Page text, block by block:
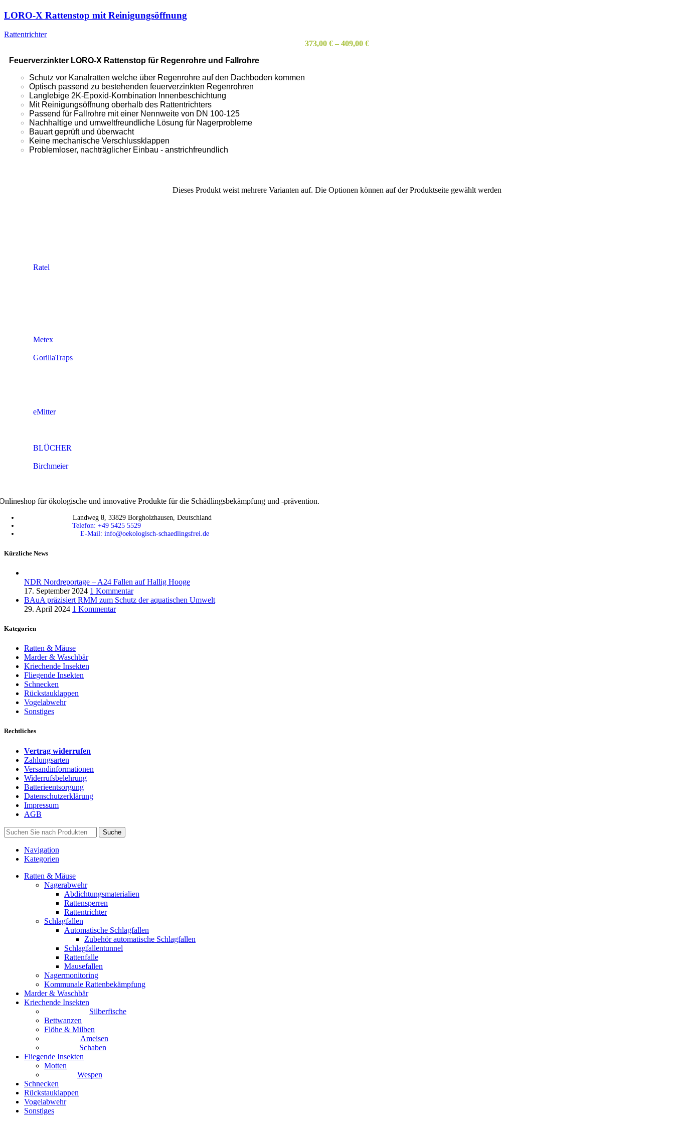
LORO-X Rattenstop mit Reinigungsöffnung
Rattentrichter
373,00 € – 409,00 €
Feuerverzinkter LORO-X Rattenstop für Regenrohre und Fallrohre
Schutz vor Kanalratten welche über Regenrohre auf den Dachboden kommen
Optisch passend zu bestehenden feuerverzinkten Regenrohren
Langlebige 2K-Epoxid-Kombination Innenbeschichtung
Mit Reinigungsöffnung oberhalb des Rattentrichters
Passend für Fallrohre mit einer Nennweite von DN 100-125
Nachhaltige und umweltfreundliche Lösung für Nagerprobleme
Bauart geprüft und überwacht
Keine mechanische Verschlussklappen
Problemloser, nachträglicher Einbau - anstrichfreundlich
Dieses Produkt weist mehrere Varianten auf. Die Optionen können auf der Produktseite gewählt werden
Ratel
Metex
GorillaTraps
eMitter
BLÜCHER
Birchmeier
für ökologische und innovative Produkte für die Schädlingsbekämpfung und -prävention.
Landweg 8, 33829 Borgholzhausen, Deutschland
Telefon: +49 5425 5529
E-Mail: info@oekologisch-schaedlingsfrei.de
Kürzliche News
NDR Nordreportage – A24 Fallen auf Hallig Hooge
17. September 2024 1 Kommentar
BAuA präzisiert RMM zum Schutz der aquatischen Umwelt
29. April 2024 1 Kommentar
Kategorien
Ratten & Mäuse
Marder & Waschbär
Kriechende Insekten
Fliegende Insekten
Schnecken
Rückstauklappen
Vogelabwehr
Sonstiges
Rechtliches
Vertrag widerrufen
Zahlungsarten
Versandinformationen
Widerrufsbelehrung
Batterieentsorgung
Datenschutzerklärung
Impressum
AGB
Suche
Navigation
Kategorien
Ratten & Mäuse
Nagerabwehr
Abdichtungsmaterialien
Rattensperren
Rattentrichter
Schlagfallen
Automatische Schlagfallen
Zubehör automatische Schlagfallen
Schlagfallentunnel
Rattenfalle
Mausefallen
Nagermonitoring
Kommunale Rattenbekämpfung
Marder & Waschbär
Kriechende Insekten
Silberfische
Bettwanzen
Flöhe & Milben
Ameisen
Schaben
Fliegende Insekten
Motten
Wespen
Schnecken
Rückstauklappen
Vogelabwehr
Sonstiges